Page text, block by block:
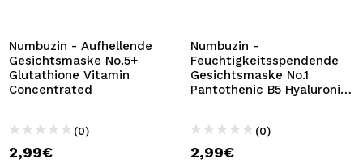
Numbuzin - Aufhellende
Gesichtsmaske No.5+
Glutathione Vitamin
Concentrated
(0)
2,99€
Numbuzin -
Feuchtigkeitsspendende
Gesichtsmaske No.1
Pantothenic B5 Hyaluronic
(0)
2,99€